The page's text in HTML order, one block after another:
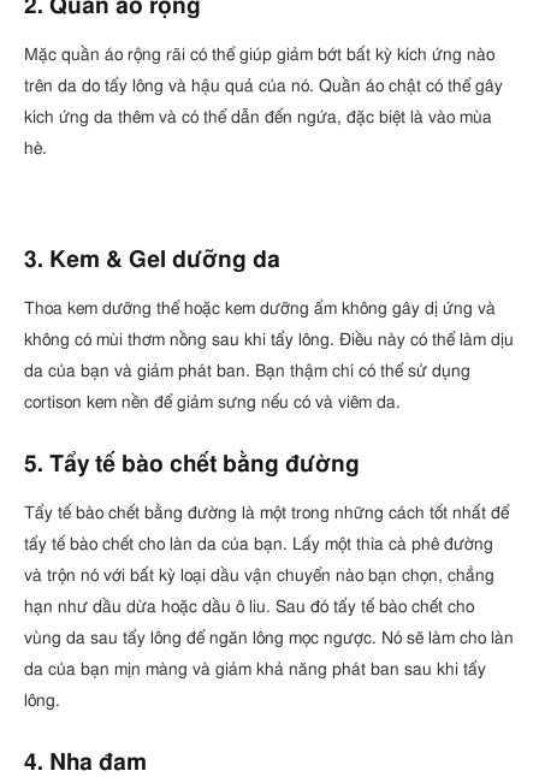
2. Quần áo rộng
Mặc quần áo rộng rãi có thể giúp giảm bớt bất kỳ kích ứng nào
trên da do tẩy lông và hậu quả của nó. Quần áo chật có thể gây
kích ứng da thêm và có thể dẫn đến ngứa, đặc biệt là vào mùa
hè.
3. Kem & Gel dưỡng da
Thoa kem dưỡng thể hoặc kem dưỡng ẩm không gây dị ứng và
không có mùi thơm nồng sau khi tẩy lông. Điều này có thể làm dịu
da của bạn và giảm phát ban. Bạn thậm chí có thể sử dụng
cortison kem nền để giảm sưng nếu có và viêm da.
5. Tẩy tế bào chết bằng đường
Tẩy tế bào chết bằng đường là một trong những cách tốt nhất để
tẩy tế bào chết cho làn da của bạn. Lấy một thìa cà phê đường
và trộn nó với bất kỳ loại dầu vận chuyển nào bạn chọn, chẳng
hạn như dầu dừa hoặc dầu ô liu. Sau đó tẩy tế bào chết cho
vùng da sau tẩy lông để ngăn lông mọc ngược. Nó sẽ làm cho làn
da của bạn mịn màng và giảm khả năng phát ban sau khi tẩy
lông.
4. Nha đam